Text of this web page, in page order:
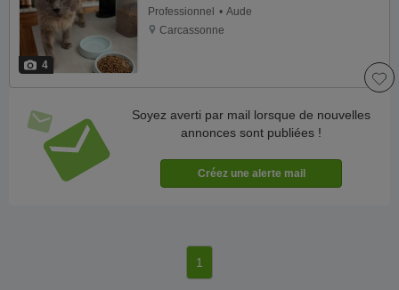
4
Professionnel
Aude
Carcassonne
Soyez averti par mail lorsque de nouvelles
annonces sont publiées !
1